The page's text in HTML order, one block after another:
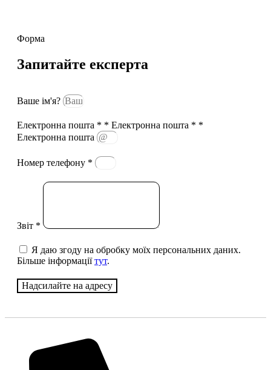
Форма
Запитайте експерта
Ваше ім'я?
Електронна пошта * * Електронна пошта * *
Електронна пошта
Номер телефону *
Звіт *
Я даю згоду на обробку моїх персональних даних.
Більше інформаціїтут.
Надсилайте на адресу